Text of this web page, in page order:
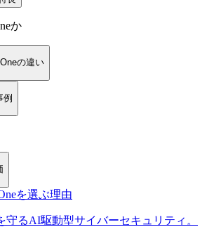
か
の違い
例
を選ぶ理由
守るAI駆動型サイバーセキュリティ。